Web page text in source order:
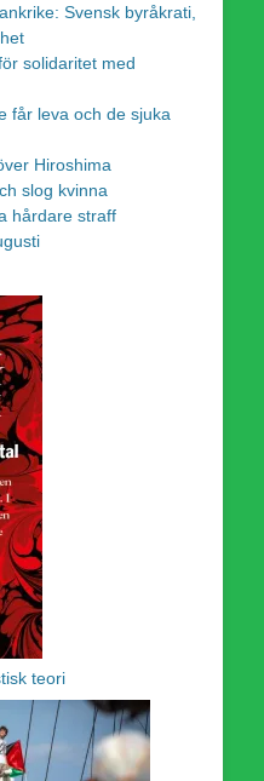
Svensk byråkrati,
solidaritet med
får leva och de sjuka
Hiroshima
slog kvinna
hårdare straff
teori